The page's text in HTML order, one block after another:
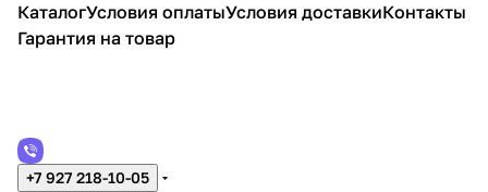
КаталогУсловия оплатыУсловия доставкиКонтакты
Гарантия на товар
+7 927 218-10-05